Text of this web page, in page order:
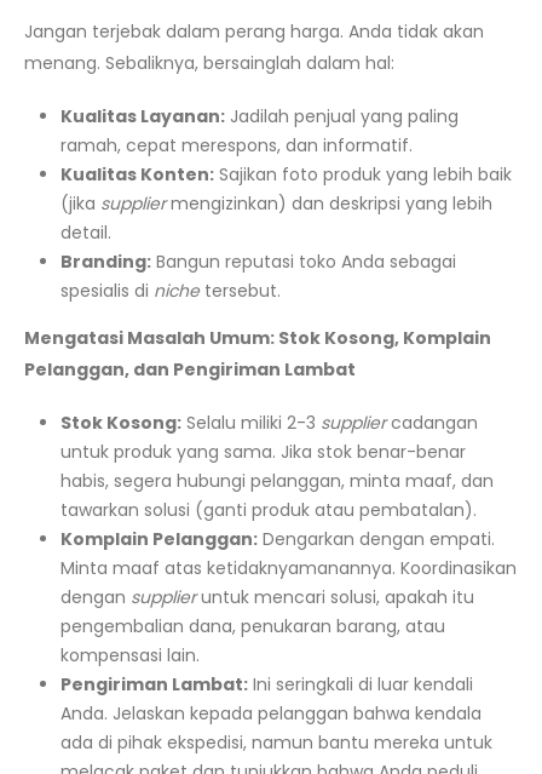
Jangan terjebak dalam perang harga. Anda tidak akan
menang. Sebaliknya, bersainglah dalam hal:
Kualitas Layanan:Jadilah penjual yang paling
ramah, cepat merespons, dan informatif.
Kualitas Konten:Sajikan foto produk yang lebih baik
(jika suppliermengizinkan) dan deskripsi yang lebih
detail.
Branding:Bangun reputasi toko Anda sebagai
spesialis di nichetersebut.
Mengatasi Masalah Umum: Stok Kosong, Komplain
Pelanggan, dan Pengiriman Lambat
Stok Kosong:Selalu miliki 2-3 suppliercadangan
untuk produk yang sama. Jika stok benar-benar
habis, segera hubungi pelanggan, minta maaf, dan
tawarkan solusi (ganti produk atau pembatalan).
Komplain Pelanggan:Dengarkan dengan empati.
Minta maaf atas ketidaknyamanannya. Koordinasikan
dengan supplieruntuk mencari solusi, apakah itu
pengembalian dana, penukaran barang, atau
kompensasi lain.
Pengiriman Lambat:Ini seringkali di luar kendali
Anda. Jelaskan kepada pelanggan bahwa kendala
ada di pihak ekspedisi, namun bantu mereka untuk